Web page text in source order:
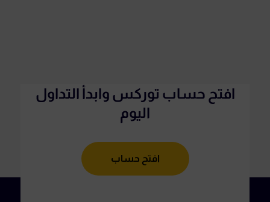
افتح حساب توركس وابدأ التداول
اليوم
افتح حساب